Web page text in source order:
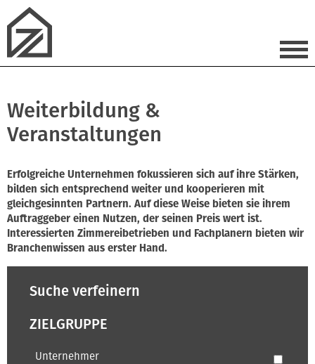
Weiterbildung &
Veranstaltungen
Erfolgreiche Unternehmen fokussieren sich auf ihre Stärken,
bilden sich entsprechend weiter und kooperieren mit
gleichgesinnten Partnern. Auf diese Weise bieten sie ihrem
Auftraggeber einen Nutzen, der seinen Preis wert ist.
Interessierten Zimmereibetrieben und Fachplanern bieten wir
Branchenwissen aus erster Hand.
Suche verfeinern
ZIELGRUPPE
Unternehmer